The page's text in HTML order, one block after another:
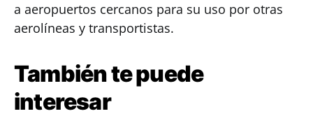
a aeropuertos cercanos para su uso por otras
aerolíneas y transportistas.
También te puede
interesar